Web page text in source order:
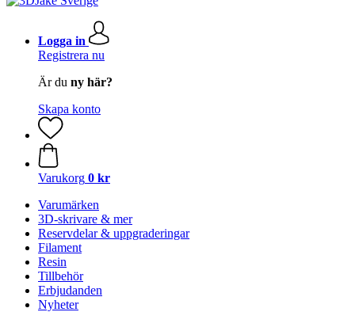
Logga in
Registrera nu
Är du ny här?
Skapa konto
Varukorg 0 kr
Varumärken
3D-skrivare & mer
Reservdelar & uppgraderingar
Filament
Resin
Tillbehör
Erbjudanden
Nyheter